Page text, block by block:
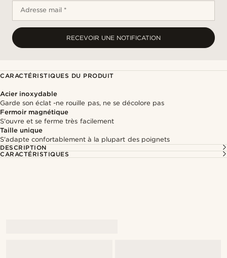
Adresse mail *
RECEVOIR UNE NOTIFICATION
CARACTÉRISTIQUES DU PRODUIT
Acier inoxydable
Garde son éclat -ne rouille pas, ne se décolore pas
Fermoir magnétique
S'ouvre et se ferme très facilement
Taille unique
S'adapte confortablement à la plupart des poignets
DESCRIPTION
CARACTÉRISTIQUES